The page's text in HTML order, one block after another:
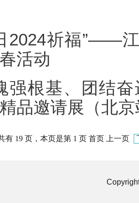
2024祈福”——
活动
强根基、团结
品邀请展（北
有 19 页，本页是第 1 页 首页 上一页